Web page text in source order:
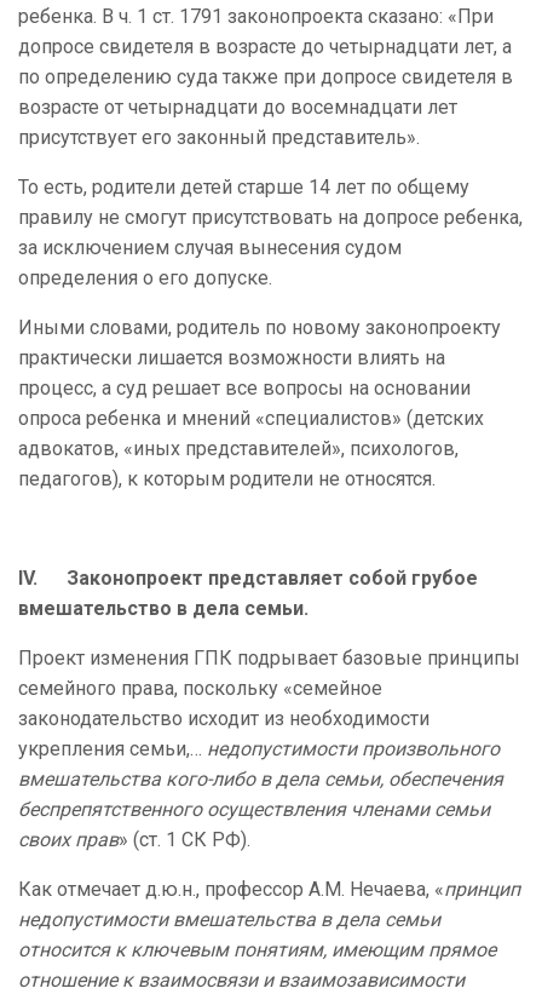
ребенка. В ч. 1 ст. 1791 законопроекта сказано: «При
допросе свидетеля в возрасте до четырнадцати лет, а
по определению суда также при допросе свидетеля в
возрасте от четырнадцати до восемнадцати лет
присутствует его законный представитель».
То есть, родители детей старше 14 лет по общему
правилу не смогут присутствовать на допросе ребенка,
за исключением случая вынесения судом
определения о его допуске.
Иными словами, родитель по новому законопроекту
практически лишается возможности влиять на
процесс, а суд решает все вопросы на основании
опроса ребенка и мнений «специалистов» (детских
адвокатов, «иных представителей», психологов,
педагогов), к которым родители не относятся.
IV. Законопроект представляет собой грубое
вмешательство в дела семьи.
Проект изменения ГПК подрывает базовые принципы
семейного права, поскольку «семейное
законодательство исходит из необходимости
укрепления семьи,… недопустимости произвольного
вмешательства кого-либо в дела семьи, обеспечения
беспрепятственного осуществления членами семьи
своих прав» (ст. 1 СК РФ).
Как отмечает д.ю.н., профессор А.М. Нечаева, «принцип
недопустимости вмешательства в дела семьи
относится к ключевым понятиям, имеющим прямое
отношение к взаимосвязи и взаимозависимости